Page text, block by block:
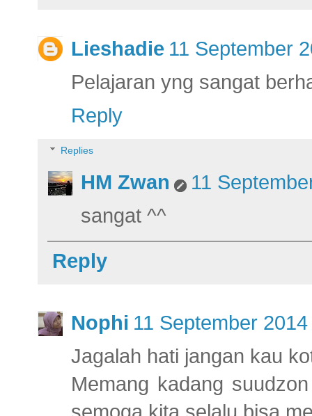
Lieshadie 11 September
Pelajaran yng sangat
Reply
Replies
HM Zwan
11
sangat ^^
Reply
Nophi 11 September
Jagalah hati jangan kau
Memang kadang